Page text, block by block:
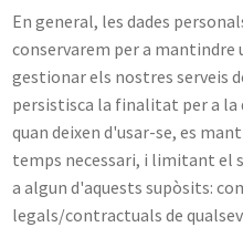
En general, les dades
conservarem per a
gestionar els nostres serveis
persistisca la finalitat per a la
quan deixen d'usar-se, es
temps necessari, i limitant el
a algun d'aquests supòsits:
legals/contractuals de